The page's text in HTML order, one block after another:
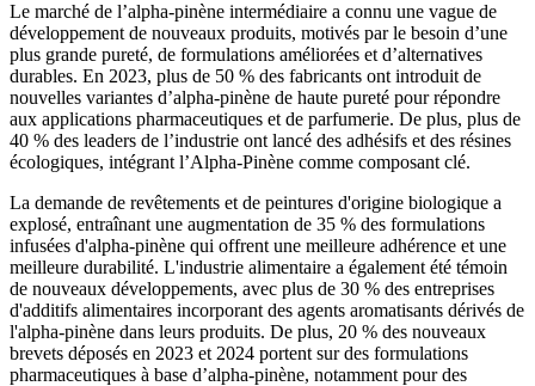
Le marché de l’alpha-pinène intermédiaire a connu une vague de
développement de nouveaux produits, motivés par le besoin d’une
plus grande pureté, de formulations améliorées et d’alternatives
durables. En 2023, plus de 50 % des fabricants ont introduit de
nouvelles variantes d’alpha-pinène de haute pureté pour répondre
aux applications pharmaceutiques et de parfumerie. De plus, plus de
40 % des leaders de l’industrie ont lancé des adhésifs et des résines
écologiques, intégrant l’Alpha-Pinène comme composant clé.
La demande de revêtements et de peintures d'origine biologique a
explosé, entraînant une augmentation de 35 % des formulations
infusées d'alpha-pinène qui offrent une meilleure adhérence et une
meilleure durabilité. L'industrie alimentaire a également été témoin
de nouveaux développements, avec plus de 30 % des entreprises
d'additifs alimentaires incorporant des agents aromatisants dérivés de
l'alpha-pinène dans leurs produits. De plus, 20 % des nouveaux
brevets déposés en 2023 et 2024 portent sur des formulations
pharmaceutiques à base d’alpha-pinène, notamment pour des